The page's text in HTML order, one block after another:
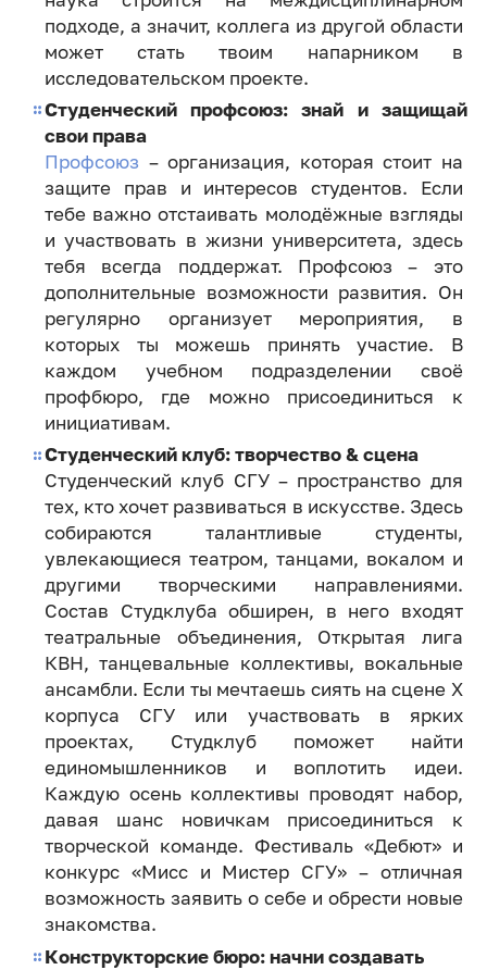
подходе, а значит, коллега из другой области
может стать твоим напарником в
исследовательском проекте.
Студенческий профсоюз: знай и защищай
свои права
Профсоюз – организация, которая стоит на
защите прав и интересов студентов. Если
тебе важно отстаивать молодёжные взгляды
и участвовать в жизни университета, здесь
тебя всегда поддержат. Профсоюз – это
дополнительные возможности развития. Он
регулярно организует мероприятия, в
которых ты можешь принять участие. В
каждом учебном подразделении своё
профбюро, где можно присоединиться к
инициативам.
Студенческий клуб: творчество & сцена
Студенческий клуб СГУ – пространство для
тех, кто хочет развиваться в искусстве. Здесь
собираются талантливые студенты,
увлекающиеся театром, танцами, вокалом и
другими творческими направлениями.
Состав Студклуба обширен, в него входят
театральные объединения, Открытая лига
КВН, танцевальные коллективы, вокальные
ансамбли. Если ты мечтаешь сиять на сцене X
корпуса СГУ или участвовать в ярких
проектах, Студклуб поможет найти
единомышленников и воплотить идеи.
Каждую осень коллективы проводят набор,
давая шанс новичкам присоединиться к
творческой команде. Фестиваль «Дебют» и
конкурс «Мисс и Мистер СГУ» – отличная
возможность заявить о себе и обрести новые
знакомства.
Конструкторские бюро: начни создавать